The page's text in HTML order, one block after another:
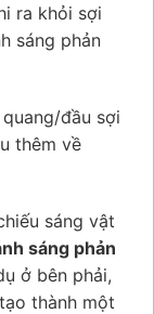
ra khỏi sợi
sáng phản
đầu sợi
thêm về
sáng vật
sáng phản
ở bên phải,
thành một